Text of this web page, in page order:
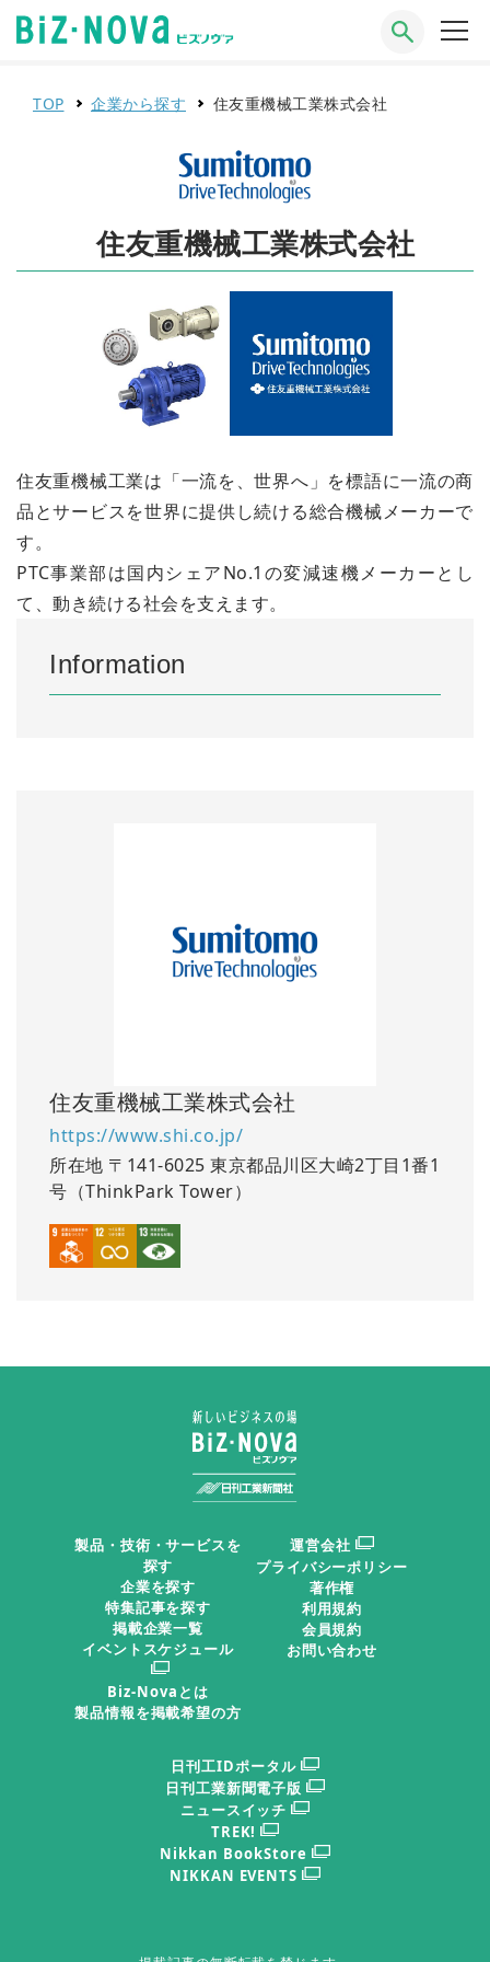
TOP 企業から探す 住友重機械工業株式会社
住友重機械工業株式会社
住友重機械工業は「一流を、世界へ」を標語に一流の商
品とサービスを世界に提供し続ける総合機械メーカーで
す。​
PTC事業部は国内シェアNo.1の変減速機メーカーとし
て、動き続ける社会を支えます。
Information
住友重機械工業株式会社
https://www.shi.co.jp/
所在地 〒141-6025 東京都品川区大崎2丁目1番1
号（ThinkPark Tower）
製品・技術・サービスを
探す
企業を探す
特集記事を探す
掲載企業一覧
イベントスケジュール
Biz-Novaとは
製品情報を掲載希望の方
運営会社
プライバシーポリシー
著作権
利用規約
会員規約
お問い合わせ
日刊工IDポータル
日刊工業新聞電子版
ニュースイッチ
TREK!
Nikkan BookStore
NIKKAN EVENTS